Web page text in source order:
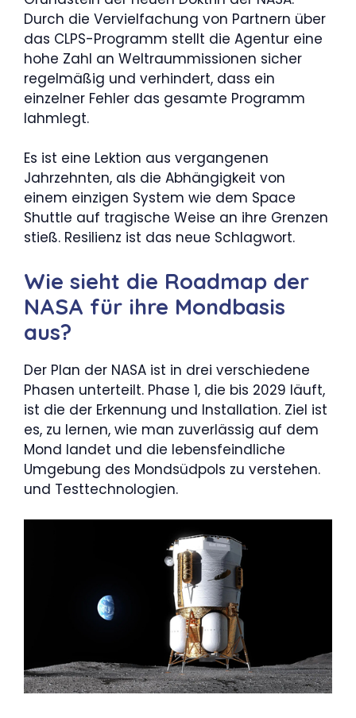
Durch die Vervielfachung von Partnern über
das CLPS-Programm stellt die Agentur eine
hohe Zahl an Weltraummissionen sicher
regelmäßig und verhindert, dass ein
einzelner Fehler das gesamte Programm
lahmlegt.
Es ist eine Lektion aus vergangenen
Jahrzehnten, als die Abhängigkeit von
einem einzigen System wie dem Space
Shuttle auf tragische Weise an ihre Grenzen
stieß. Resilienz ist das neue Schlagwort.
Wie sieht die Roadmap der
NASA für ihre Mondbasis
aus?
Der Plan der NASA ist in drei verschiedene
Phasen unterteilt. Phase 1, die bis 2029 läuft,
ist die der Erkennung und Installation. Ziel ist
es, zu lernen, wie man zuverlässig auf dem
Mond landet und die lebensfeindliche
Umgebung des Mondsüdpols zu verstehen.
und Testtechnologien.